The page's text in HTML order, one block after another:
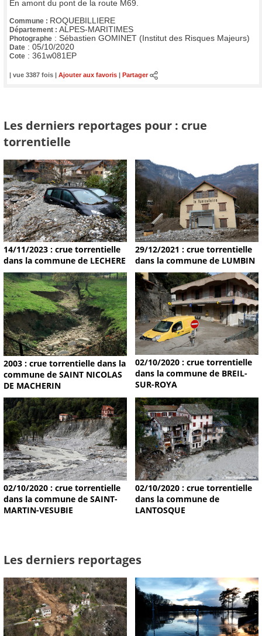
En amont du pont de la route M69.
Commune : ROQUEBILLIERE
Département : ALPES-MARITIMES
Photographe : Sébastien GOMINET (Institut des Risques Majeurs)
Date : 05/10/2020
Cote : 361w081EP
| vue 3387 fois | Ajouter aux favoris Partager
Les derniers reportages pour : crue
torrentielle
14/11/2023 : crue torrentielle
dans la commune de LECHERE
29/12/2021 : crue torrentielle
dans la commune de LUMBIN
2003 : crue torrentielle dans la
commune de SAINT NICOLAS
DE MACHERIN
02/10/2020 : crue torrentielle
dans la commune de BREIL-
SUR-ROYA
02/10/2020 : crue torrentielle
dans la commune de SAINT-
MARTIN-VESUBIE
02/10/2020 : crue torrentielle
dans la commune de
LANTOSQUE
Les derniers reportages